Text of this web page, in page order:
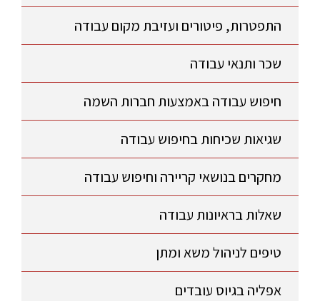
התפטרות, פיטורים ועזיבת מקום עבודה
שכר ותנאי עבודה
חיפוש עבודה באמצעות חברות השמה
שגיאות שכיחות בחיפוש עבודה
מחקרים בנושאי קריירה וחיפוש עבודה
שאלות בראיונות עבודה
טיפים לניהול משא ומתן
אפליה בגיוס עובדים